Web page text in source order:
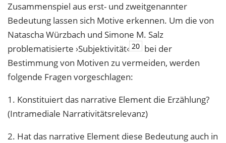
Zusammenspiel aus erst- und zweitgenannter
Bedeutung lassen sich Motive erkennen. Um die von
Natascha Würzbach und Simone M. Salz
problematisierte ›Subjektivität‹ 20 bei der
Bestimmung von Motiven zu vermeiden, werden
folgende Fragen vorgeschlagen:
1. Konstituiert das narrative Element die Erzählung?
(Intramediale Narrativitätsrelevanz)
2. Hat das narrative Element diese Bedeutung auch in